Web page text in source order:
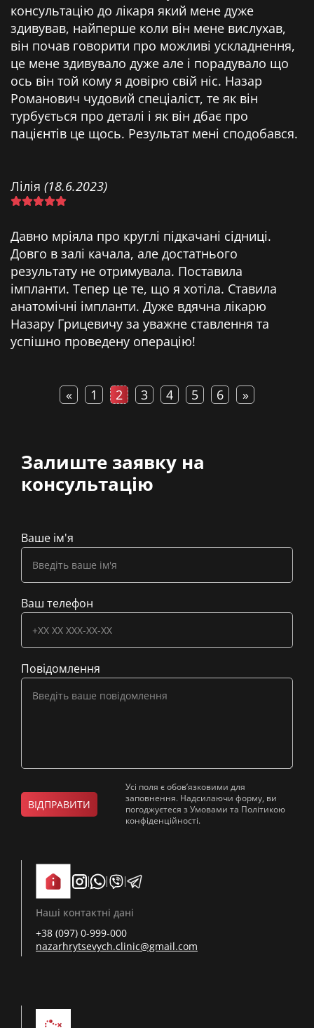
консультацію до лікаря який мене дуже
здивував, найперше коли він мене вислухав,
він почав говорити про можливі ускладнення,
це мене здивувало дуже але і порадувало що
ось він той кому я довірю свій ніс. Назар
Романович чудовий спеціаліст, те як він
турбується про деталі і як він дбає про
пацієнтів це щось. Результат мені сподобався.
Лілія (18.6.2023)
Давно мріяла про круглі підкачані сідниці.
Довго в залі качала, але достатнього
результату не отримувала. Поставила
імпланти. Тепер це те, що я хотіла. Ставила
анатомічні імпланти. Дуже вдячна лікарю
Назару Грицевичу за уважне ставлення та
успішно проведену операцію!
« 1 2 3 4 5 6 »
Залиште заявку на
консультацію
Ваше ім'я
Ваш телефон
Повідомлення
ВІДПРАВИТИ
Усі поля є обов’язковими для
заповнення. Надсилаючи форму, ви
погоджуєтеся з Умовами та Політикою
конфіденційності.
Наші контактні дані
+38 (097) 0-999-000
nazarhrytsevych.clinic@gmail.com